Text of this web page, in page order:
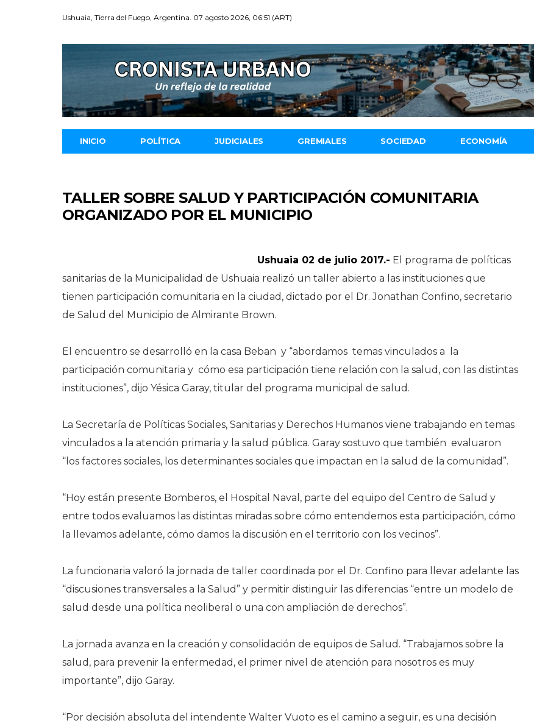
Ushuaia, Tierra del Fuego, Argentina. 07 agosto 2026, 06:51 (ART)
INICIO POLÍTICA JUDICIALES GREMIALES SOCIEDAD ECONOMÍA
TALLER SOBRE SALUD Y PARTICIPACIÓN COMUNITARIA
ORGANIZADO POR EL MUNICIPIO
Ushuaia 02 de julio 2017.- El programa de políticas
sanitarias de la Municipalidad de Ushuaia realizó un taller abierto a las instituciones que
tienen participación comunitaria en la ciudad, dictado por el Dr. Jonathan Confino, secretario
de Salud del Municipio de Almirante Brown.
El encuentro se desarrolló en la casa Beban y “abordamos temas vinculados a la
participación comunitaria y cómo esa participación tiene relación con la salud, con las distintas
instituciones”, dijo Yésica Garay, titular del programa municipal de salud.
La Secretaría de Políticas Sociales, Sanitarias y Derechos Humanos viene trabajando en temas
vinculados a la atención primaria y la salud pública. Garay sostuvo que también evaluaron
“los factores sociales, los determinantes sociales que impactan en la salud de la comunidad”.
“Hoy están presente Bomberos, el Hospital Naval, parte del equipo del Centro de Salud y
entre todos evaluamos las distintas miradas sobre cómo entendemos esta participación, cómo
la llevamos adelante, cómo damos la discusión en el territorio con los vecinos”.
La funcionaria valoró la jornada de taller coordinada por el Dr. Confino para llevar adelante las
“discusiones transversales a la Salud” y permitir distinguir las diferencias “entre un modelo de
salud desde una política neoliberal o una con ampliación de derechos”.
La jornada avanza en la creación y consolidación de equipos de Salud. “Trabajamos sobre la
salud, para prevenir la enfermedad, el primer nivel de atención para nosotros es muy
importante”, dijo Garay.
“Por decisión absoluta del intendente Walter Vuoto es el camino a seguir, es una decisión